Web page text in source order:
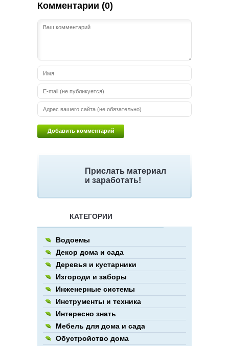
Комментарии (0)
Прислать материал
и заработать!
КАТЕГОРИИ
Водоемы
Декор дома и сада
Деревья и кустарники
Изгороди и заборы
Инженерные системы
Инструменты и техника
Интересно знать
Мебель для дома и сада
Обустройство дома